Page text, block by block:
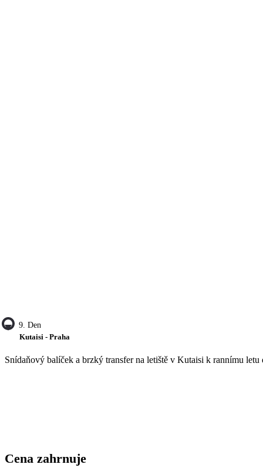
9. Den
Kutaisi - Praha
Snídaňový balíček a brzký transfer na letiště v Kutaisi k rannímu letu
Cena zahrnuje